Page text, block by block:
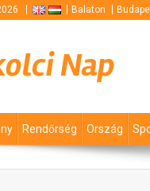
Balaton
Nap
Rendőrség Ország